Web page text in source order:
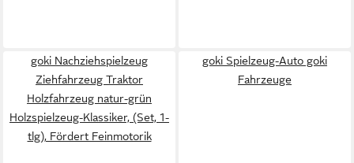
goki Nachziehspielzeug
Ziehfahrzeug Traktor
Holzfahrzeug natur-grün
Holzspielzeug-Klassiker, (Set, 1-
tlg), Fördert Feinmotorik
goki Spielzeug-Auto goki
Fahrzeuge